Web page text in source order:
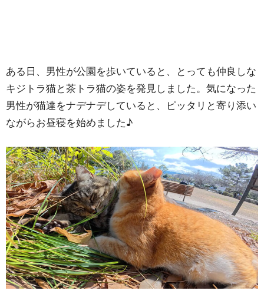
ある日、男性が公園を歩いていると、とっても仲良しな
キジトラ猫と茶トラ猫の姿を発見しました。気になった
男性が猫達をナデナデしていると、ピッタリと寄り添い
ながらお昼寝を始めました♪